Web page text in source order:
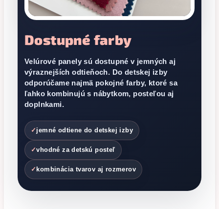
Dostupné farby
Velúrové panely sú dostupné v jemných aj
výraznejších odtieňoch. Do detskej izby
odporúčame najmä pokojné farby, ktoré sa
ľahko kombinujú s nábytkom, posteľou aj
doplnkami.
✓ jemné odtiene do detskej izby
✓vhodné za detskú posteľ
✓ kombinácia tvarov aj rozmerov